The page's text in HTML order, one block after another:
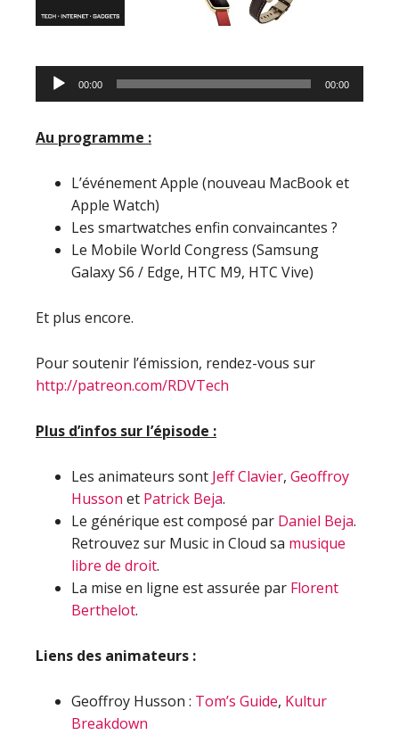
Lecteur
audio
00:00 00:00
Au programme :
L’événement Apple (nouveau MacBook et
Apple Watch)
Les smartwatches enfin convaincantes ?
Le Mobile World Congress (Samsung
Galaxy S6 / Edge, HTC M9, HTC Vive)
Et plus encore.
Pour soutenir l’émission, rendez-vous sur
http://patreon.com/RDVTech
Plus d’infos sur l’épisode :
Les animateurs sont Jeff Clavier, Geoffroy
Husson et Patrick Beja.
Le générique est composé par Daniel Beja.
Retrouvez sur Music in Cloud sa musique
libre de droit.
La mise en ligne est assurée par Florent
Berthelot.
Liens des animateurs :
Geoffroy Husson : Tom’s Guide, Kultur
Breakdown